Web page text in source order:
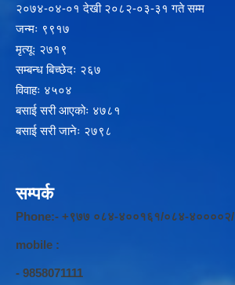
२‍०७४-०४-०१ देखी २०८२-०३-३१ गते सम्म
जन्मः ९९१७
मृत्यूः २७१९
सम्बन्ध बिच्छेदः २६७
विवाहः ४५०४
बसाई सरी आएकोः ४७८१
बसाई सरी जानेः २७९८
सम्पर्क
Phone:- +९७७ ०८४-४००१६१/०८४-४००००२/
mobile :
- 9858071111